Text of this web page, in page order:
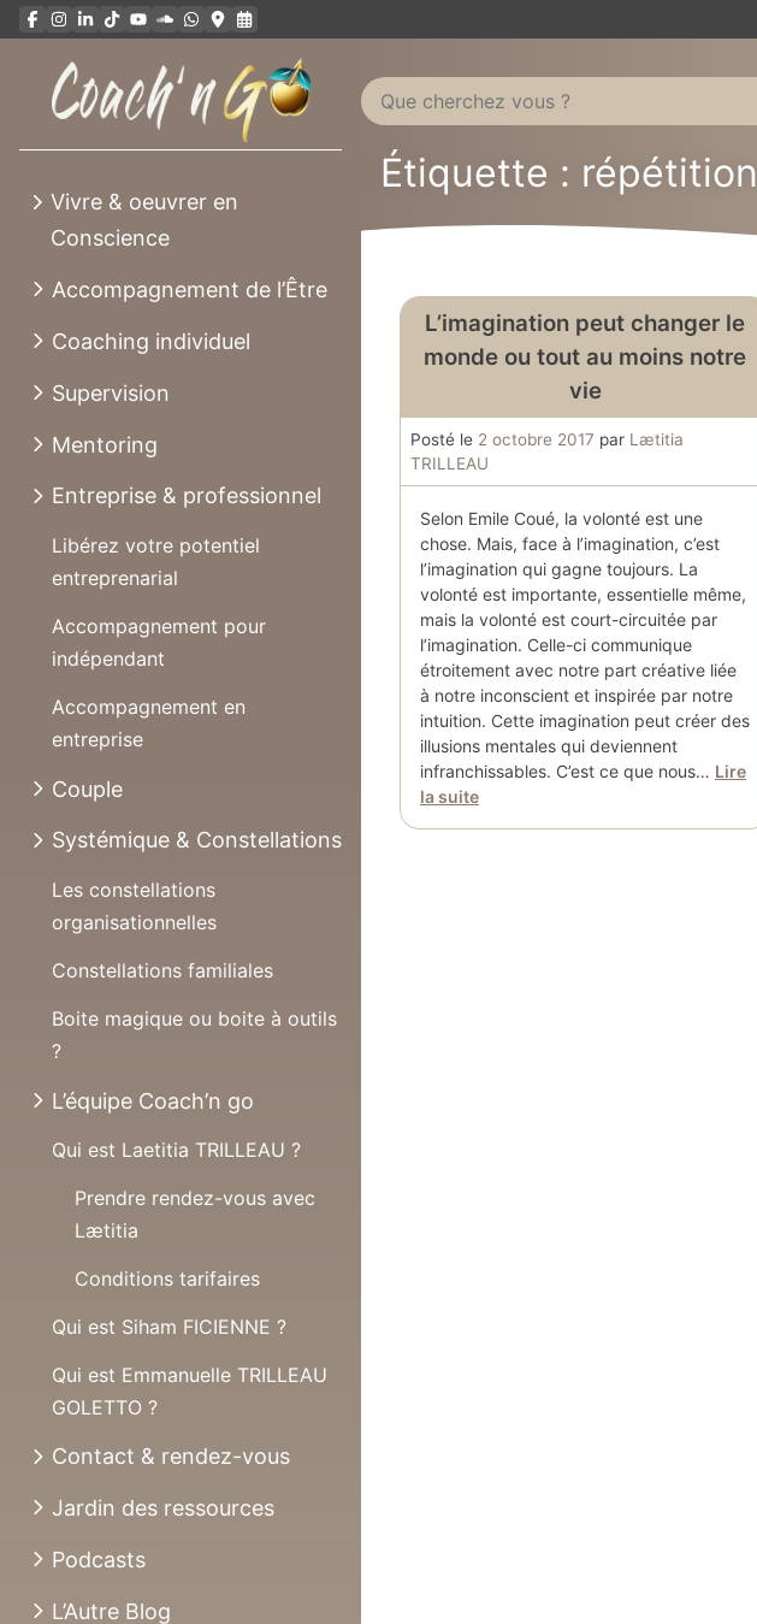
contenu
Vivre & oeuvrer en
Conscience
Accompagnement de l’Être
Coaching individuel
Supervision
Mentoring
Entreprise & professionnel
Libérez votre potentiel
entreprenarial
Accompagnement pour
indépendant
Accompagnement en
entreprise
Couple
Systémique & Constellations
Les constellations
organisationnelles
Constellations familiales
Boite magique ou boite à outils
?
L’équipe Coach’n go
Qui est Laetitia TRILLEAU ?
Prendre rendez-vous avec
Lætitia
Conditions tarifaires
Qui est Siham FICIENNE ?
Qui est Emmanuelle TRILLEAU
GOLETTO ?
Contact & rendez-vous
Jardin des ressources
Podcasts
L’Autre Blog
Étiquette : répétition
L’imagination peut changer le
monde ou tout au moins notre
vie
Posté le 2 octobre 2017 par Lætitia
TRILLEAU
Selon Emile Coué, la volonté est une
chose. Mais, face à l’imagination, c’est
l’imagination qui gagne toujours. La
volonté est importante, essentielle même,
mais la volonté est court-circuitée par
l’imagination. Celle-ci communique
étroitement avec notre part créative liée
à notre inconscient et inspirée par notre
intuition. Cette imagination peut créer des
illusions mentales qui deviennent
infranchissables. C’est ce que nous… Lire
la suite